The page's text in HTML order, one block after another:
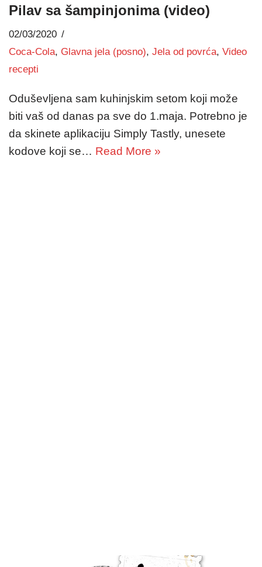
Pilav sa šampinjonima (video)
02/03/2020
Coca-Cola, Glavna jela (posno), Jela od povrća, Video
recepti
Oduševljena sam kuhinjskim setom koji može
biti vaš od danas pa sve do 1.maja. Potrebno je
da skinete aplikaciju Simply Tastly, unesete
kodove koji se… Read More »